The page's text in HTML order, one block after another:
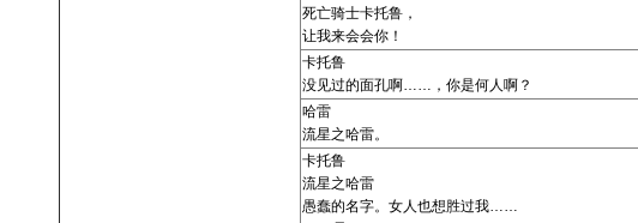
死亡骑士卡托鲁，
让我来会会你！
卡托鲁
没见过的面孔啊……，你是何人啊？
哈雷
流星之哈雷。
卡托鲁
流星之哈雷
愚蠢的名字。女人也想胜过我……